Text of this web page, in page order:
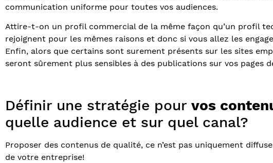
communication uniforme pour toutes vos audiences.
Attire-t-on un profil commercial de la même façon qu’un profil
rejoignent pour les mêmes raisons et donc si vous allez les
Enfin, alors que certains sont surement présents sur les sites
seront sûrement plus sensibles à des publications sur vos pages
Définir une stratégie pour vos
quelle audience et sur quel canal?
Proposer des contenus de qualité, ce n’est pas uniquement
de votre entreprise!